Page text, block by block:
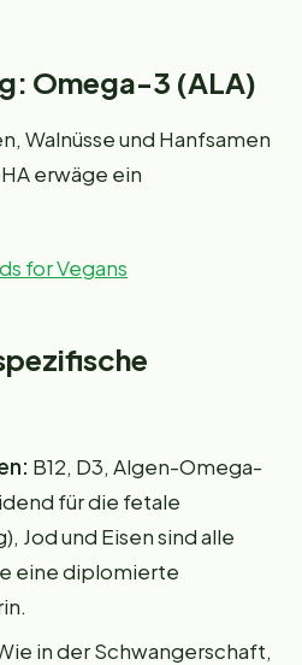
Omega-3 (ALA)
Walnüsse und Hanfsamen
erwäge ein
for Vegans
B12, D3, Algen-Omega-
für die fetale
Jod und Eisen sind alle
eine diplomierte
in der Schwangerschaft,